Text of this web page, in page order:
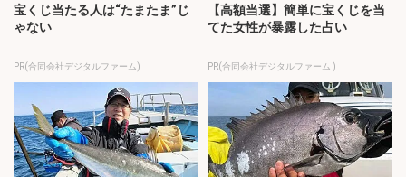
宝くじ当たる人は“たまたま”じ
ゃない
PR(合同会社デジタルファーム)
【高額当選】簡単に宝くじを当
てた女性が暴露した占い
PR(合同会社デジタルファーム )